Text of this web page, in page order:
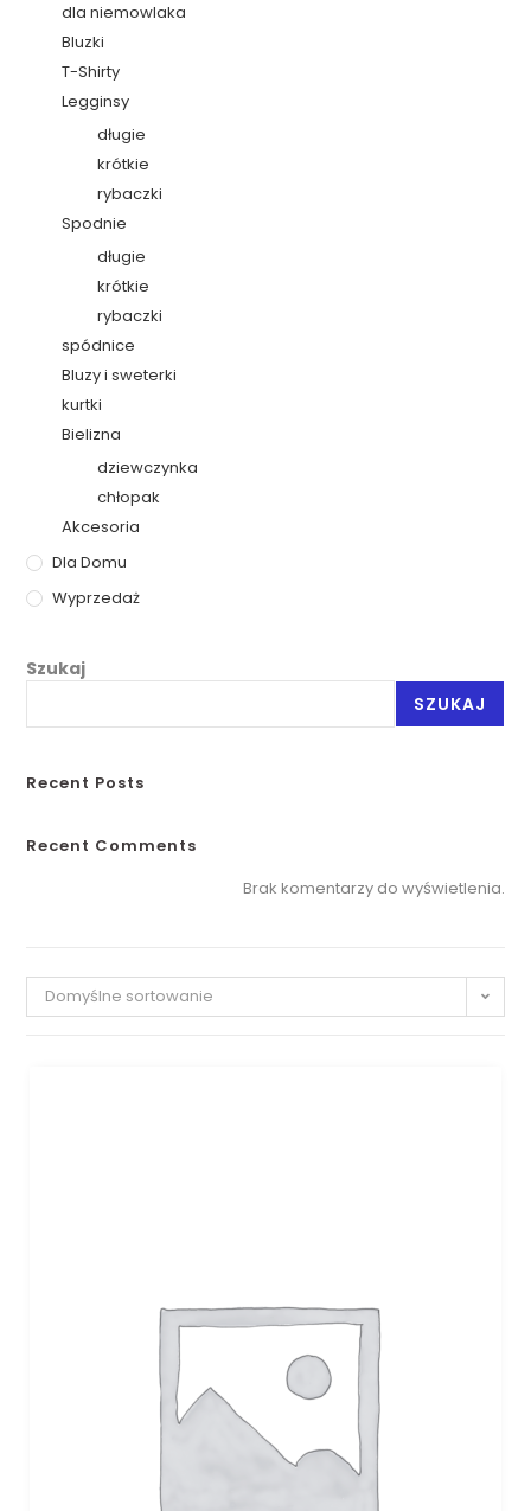
dla niemowlaka
Bluzki
T-Shirty
Legginsy
długie
krótkie
rybaczki
Spodnie
długie
krótkie
rybaczki
spódnice
Bluzy i sweterki
kurtki
Bielizna
dziewczynka
chłopak
Akcesoria
Dla Domu
Wyprzedaż
Szukaj
SZUKAJ
Recent Posts
Recent Comments
Brak komentarzy do wyświetlenia.
Domyślne sortowanie